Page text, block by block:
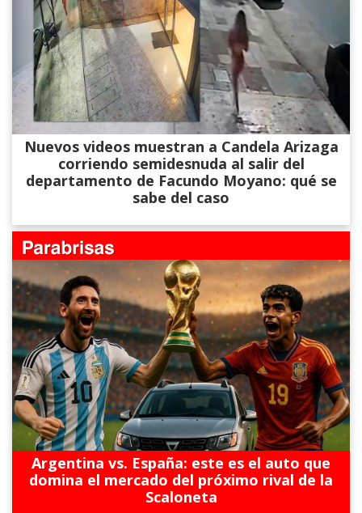
Nuevos videos muestran a Candela Arizaga
corriendo semidesnuda al salir del
departamento de Facundo Moyano: qué se
sabe del caso
Argentina vs. España: este es el auto que
domina el mercado del próximo rival de la
Scaloneta